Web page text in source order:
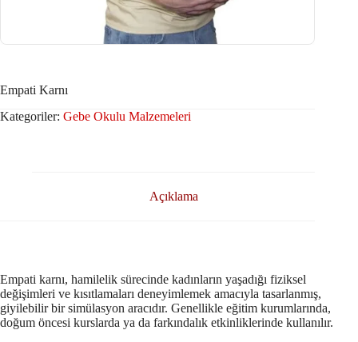
Empati Karnı
Kategoriler: Gebe Okulu Malzemeleri
Açıklama
Empati karnı, hamilelik sürecinde kadınların yaşadığı fiziksel
değişimleri ve kısıtlamaları deneyimlemek amacıyla tasarlanmış,
giyilebilir bir simülasyon aracıdır. Genellikle eğitim kurumlarında,
doğum öncesi kurslarda ya da farkındalık etkinliklerinde kullanılır.